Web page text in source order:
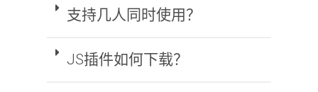
支持几人同时使用？
JS插件如何下载？